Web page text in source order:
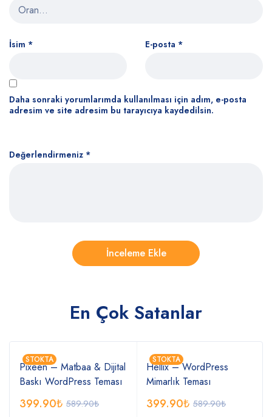
Değerlendirmeniz *
İsim * E-posta *
Daha sonraki yorumlarımda kullanılması için adım, e-posta
adresim ve site adresim bu tarayıcıya kaydedilsin.
En Çok Satanlar
STOKTA
Pixeen – Matbaa & Dijital
Baskı WordPress Teması
589.90₺
399.90₺
STOKTA
Hellix – WordPress
Mimarlık Teması
589.90₺
399.90₺